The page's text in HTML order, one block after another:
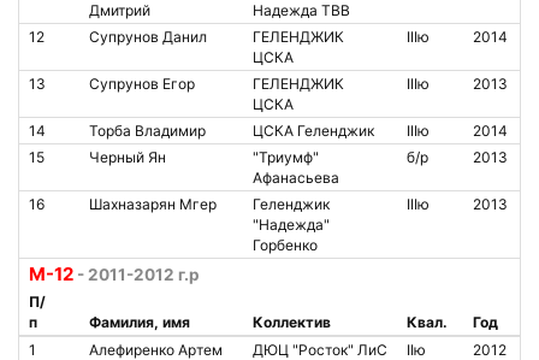
Дмитрий
Надежда ТВВ
12 Супрунов Данил
ГЕЛЕНДЖИК
ЦСКА
IIIю 2014
13 Супрунов Егор
ГЕЛЕНДЖИК
ЦСКА
IIIю 2013
14 Торба Владимир ЦСКА Геленджик IIIю
2014
15
Черный Ян
"Триумф"
Афанасьева
б/р 2013
16 Шахназарян Мгер
Геленджик
"Надежда"
Горбенко
IIIю 2013
М-12 - 2011-2012 г.р
П/
п
Фамилия, имя Коллектив Квал.
Год
1
Алефиренко Артем ДЮЦ "Росток" ЛиС IIю
2012